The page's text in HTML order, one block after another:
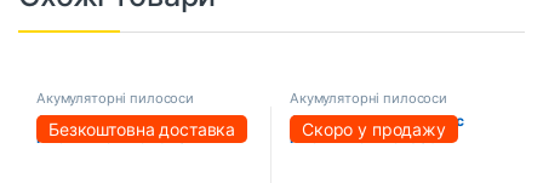
Акумуляторні пилососи
Безкоштовна доставка
Акумуляторний пилосос
PROFI-TEC PVC2520BL
Акумуляторні пилососи
Скоро у продажу
Акумуляторний пилосос
PROFI-TEC PVC1806